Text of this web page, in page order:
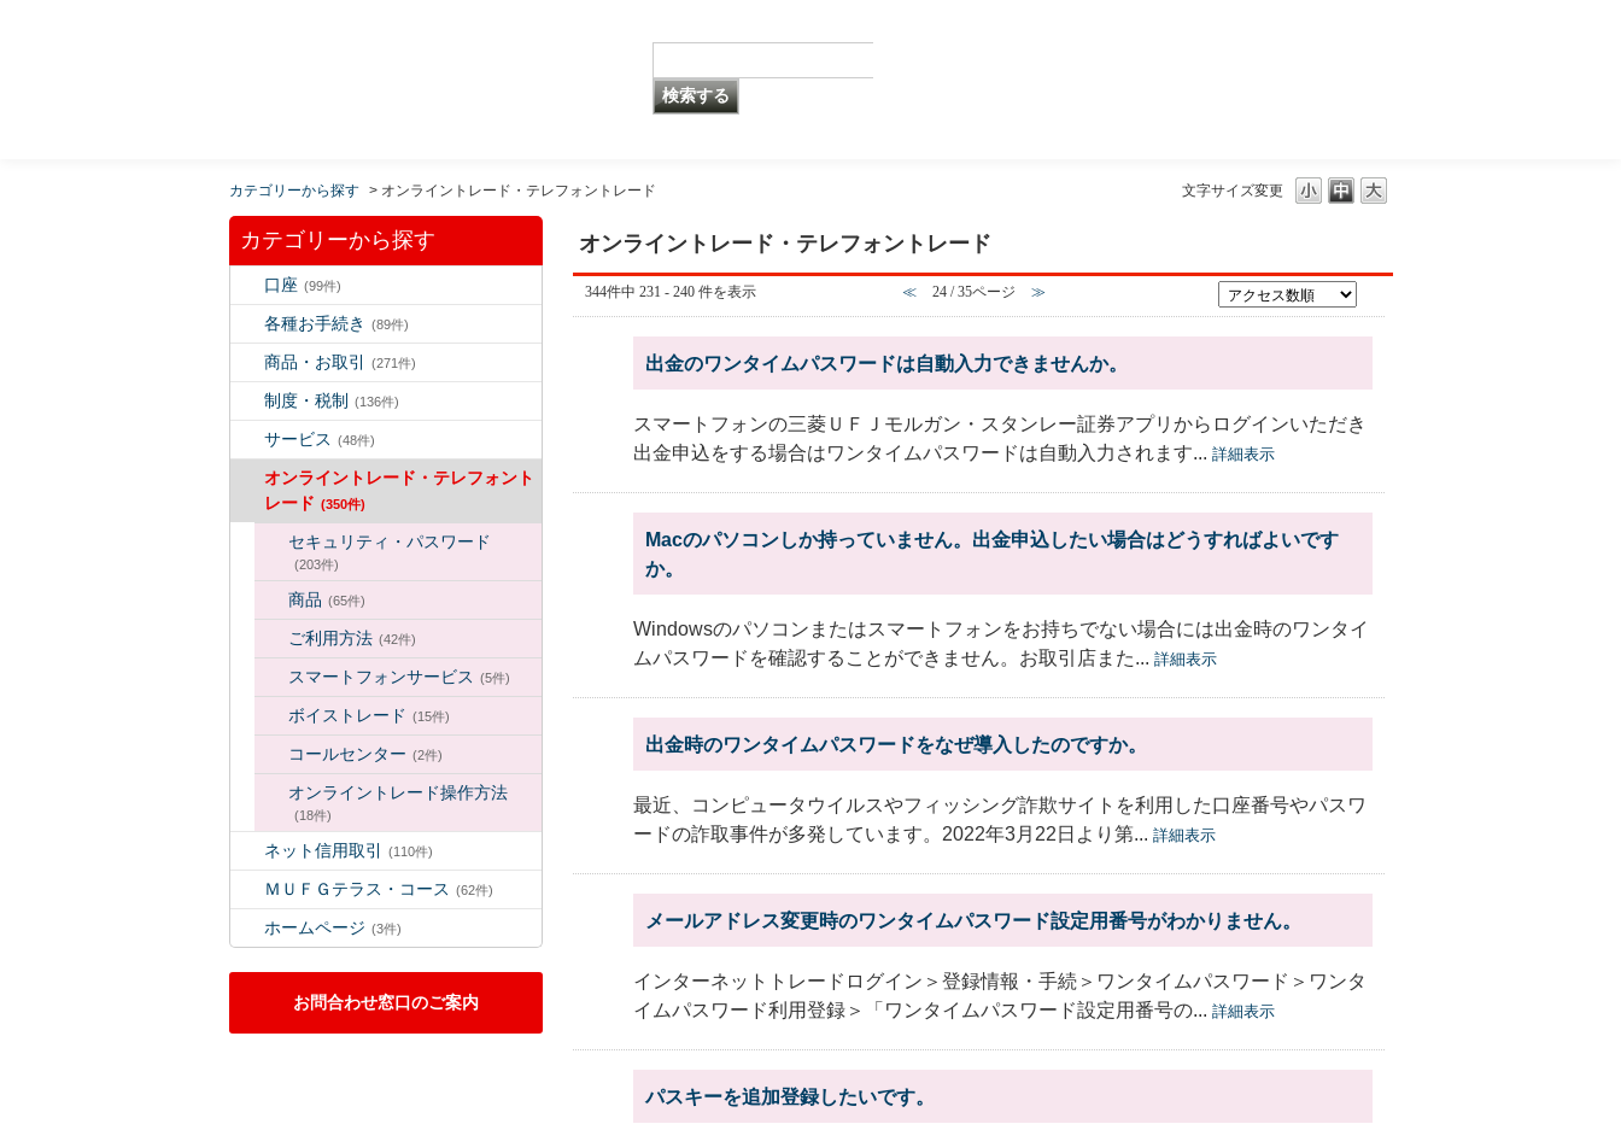
文字サイズ変更
カテゴリーから探す > オンライントレード・テレフォントレード
カテゴリーから探す
口座 (99件)
各種お手続き (89件)
商品・お取引 (271件)
制度・税制 (136件)
サービス (48件)
オンライントレード・テレフォント
レード (350件)
セキュリティ・パスワード
(203件)
商品 (65件)
ご利用方法 (42件)
スマートフォンサービス (5件)
ボイストレード (15件)
コールセンター (2件)
オンライントレード操作方法
(18件)
ネット信用取引 (110件)
ＭＵＦＧテラス・コース (62件)
ホームページ (3件)
お問合わせ窓口のご案内
オンライントレード・テレフォントレード
344件中 231 - 240 件を表示 ≪ 24 / 35ページ ≫
出金のワンタイムパスワードは自動入力できませんか。
スマートフォンの三菱ＵＦＪモルガン・スタンレー証券アプリからログインいただき
出金申込をする場合はワンタイムパスワードは自動入力されます... 詳細表示
Macのパソコンしか持っていません。出金申込したい場合はどうすればよいです
か。
Windowsのパソコンまたはスマートフォンをお持ちでない場合には出金時のワンタイ
ムパスワードを確認することができません。お取引店また... 詳細表示
出金時のワンタイムパスワードをなぜ導入したのですか。
最近、コンピュータウイルスやフィッシング詐欺サイトを利用した口座番号やパスワ
ードの詐取事件が多発しています。2022年3月22日より第... 詳細表示
メールアドレス変更時のワンタイムパスワード設定用番号がわかりません。
インターネットトレードログイン＞登録情報・手続＞ワンタイムパスワード＞ワンタ
イムパスワード利用登録＞「ワンタイムパスワード設定用番号の... 詳細表示
パスキーを追加登録したいです。